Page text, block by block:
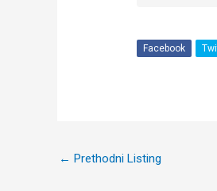
Facebook
Post
← Prethodni Listing